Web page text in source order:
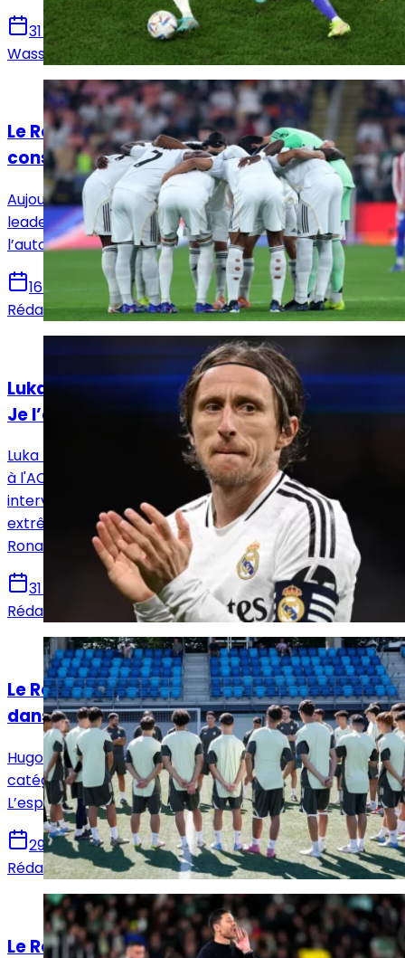
31 mars 2026
Wassim Dir
Actualités
Le Real Madrid est-il en train d'être
consumé par son manque de leadership ?
Aujourd’hui, le Real Madrid souffre d’un vestiaire sans
leader et d’un manque de cadres capables d’imposer
l’autorité nécessaire pour restaurer l’identité du club.
16 janvier 2026
Rédaction Le Journal du Real
Luka Modrić révèle la poigne de Mourinho : «
Je l’ai vu faire pleurer Cristiano »
Luka Modrić, légende vivante du Real Madrid aujourd'hui
à l'AC Milan, a livré une anecdote saisissante lors d’une
interview. Le Croate raconte comment l'exigence
extrême de José Mourinho a un jour réduit Cristiano
Ronaldo aux larmes en plein vestiaire.
31 décembre 2025
Rédaction Le Journal du Real
Actualités
Le Real Madrid tient son nouveau Modric
dans sa Fabrica !
Hugo Fernandez, capitaine du Real Madrid dans la
catégorie U13, réalise des miracles sur le terrain.
L’espoir de connaître un nouveau Modric renaît.
29 décembre 2025
Rédaction Le Journal du Real
Actualités
Le Real Madrid en quête d’un nouveau